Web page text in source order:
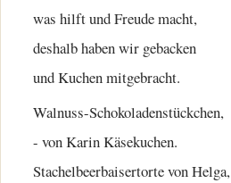
was hilft und Freude macht,
deshalb haben wir gebacken
und Kuchen mitgebracht.
Walnuss-Schokoladenstückchen,
- von Karin Käsekuchen.
Stachelbeerbaisertorte von Helga,